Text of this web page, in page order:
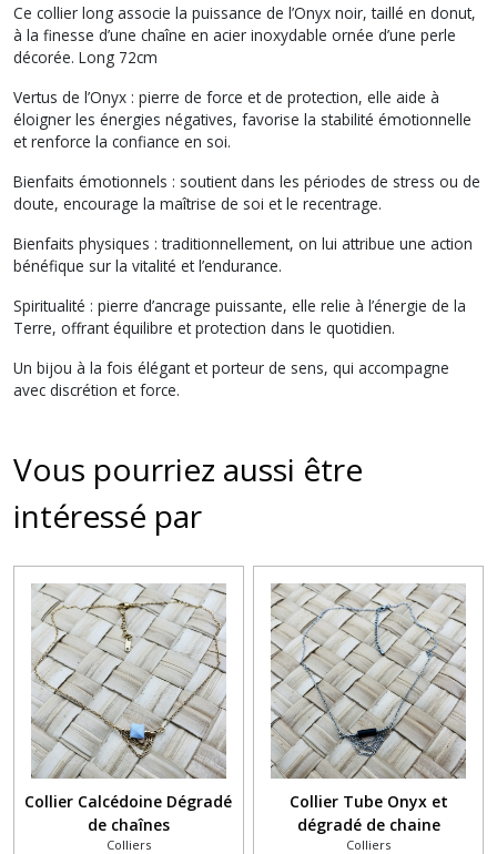
Ce collier long associe la puissance de l’Onyx noir, taillé en donut,
à la finesse d’une chaîne en acier inoxydable ornée d’une perle
décorée. Long 72cm
Vertus de l’Onyx : pierre de force et de protection, elle aide à
éloigner les énergies négatives, favorise la stabilité émotionnelle
et renforce la confiance en soi.
Bienfaits émotionnels : soutient dans les périodes de stress ou de
doute, encourage la maîtrise de soi et le recentrage.
Bienfaits physiques : traditionnellement, on lui attribue une action
bénéfique sur la vitalité et l’endurance.
Spiritualité : pierre d’ancrage puissante, elle relie à l’énergie de la
Terre, offrant équilibre et protection dans le quotidien.
Un bijou à la fois élégant et porteur de sens, qui accompagne
avec discrétion et force.
Vous pourriez aussi être
intéressé par
Collier Calcédoine Dégradé
de chaînes
Colliers
Collier Tube Onyx et
dégradé de chaine
Colliers